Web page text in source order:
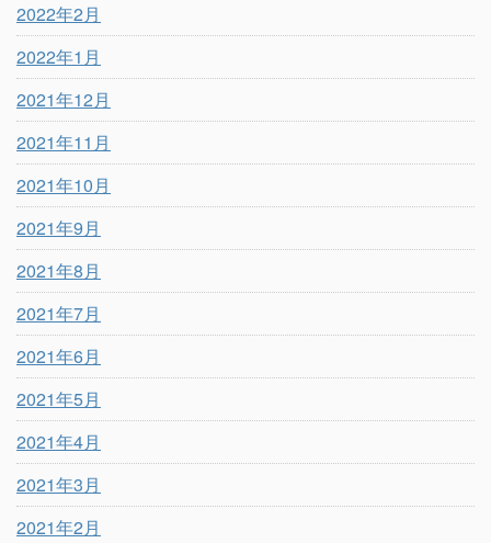
2022年2月
2022年1月
2021年12月
2021年11月
2021年10月
2021年9月
2021年8月
2021年7月
2021年6月
2021年5月
2021年4月
2021年3月
2021年2月